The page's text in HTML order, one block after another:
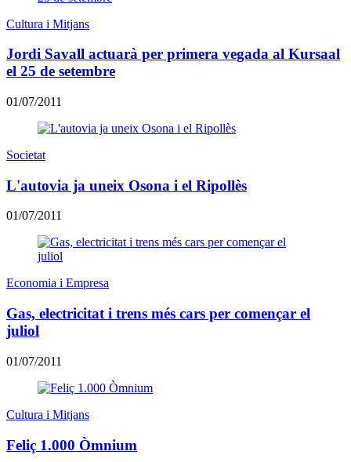
Cultura i Mitjans
Jordi Savall actuarà per primera vegada al Kursaal
el 25 de setembre
01/07/2011
Societat
L'autovia ja uneix Osona i el Ripollès
01/07/2011
Economia i Empresa
Gas, electricitat i trens més cars per començar el
juliol
01/07/2011
Cultura i Mitjans
Feliç 1.000 Òmnium